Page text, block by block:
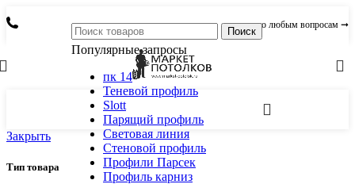
по любым вопросам ➞
Поиск
Популярные запросы
пк 14
Теневой профиль
Slott
Парящий профиль
Световая линия
Стеновой профиль
Профили Парсек
Профиль карниз
Закрыть
Тип товара